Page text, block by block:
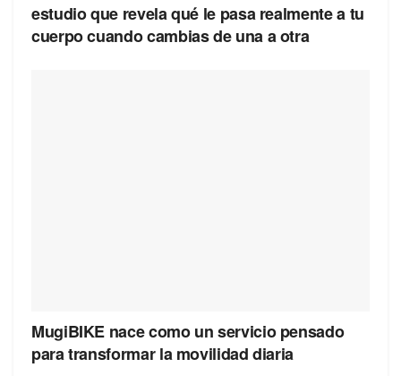
estudio que revela qué le pasa realmente a tu
cuerpo cuando cambias de una a otra
MugiBIKE nace como un servicio pensado
para transformar la movilidad diaria